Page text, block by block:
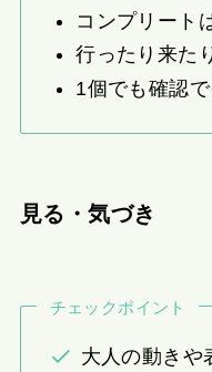
コンプリート
行ったり来た
1個でも確認
見る・気づき
チェックポイント
大人の動きや